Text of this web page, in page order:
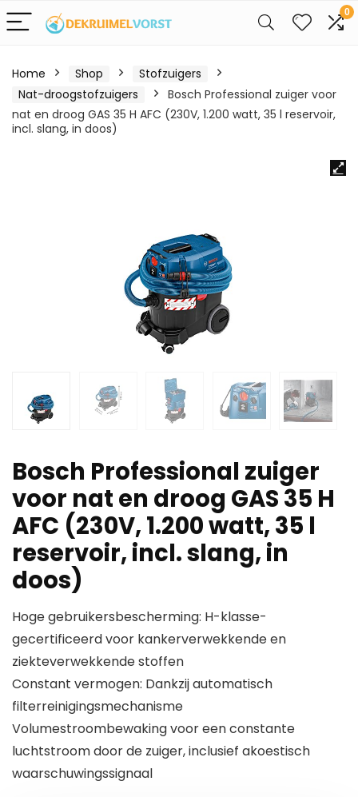
0
Home Shop
Stofzuigers
Nat-droogstofzuigers
Bosch Professional zuiger voor
nat en droog GAS 35 H AFC (230V, 1.200 watt, 35 l reservoir,
incl. slang, in doos)
Bosch Professional zuiger
voor nat en droog GAS 35 H
AFC (230V, 1.200 watt, 35 l
reservoir, incl. slang, in
doos)
Hoge gebruikersbescherming: H-klasse-
gecertificeerd voor kankerverwekkende en
ziekteverwekkende stoffen
Constant vermogen: Dankzij automatisch
filterreinigingsmechanisme
Volumestroombewaking voor een constante
luchtstroom door de zuiger, inclusief akoestisch
waarschuwingssignaal